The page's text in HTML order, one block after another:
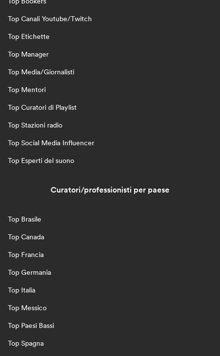
Top Canali Youtube/Twitch
Top Etichette
Top Manager
Top Media/Giornalisti
Top Mentori
Top Curatori di Playlist
Top Stazioni radio
Top Social Media Influencer
Top Esperti del suono
Curatori/professionisti per paese
Top Brasile
Top Canada
Top Francia
Top Germania
Top Italia
Top Messico
Top Paesi Bassi
Top Spagna